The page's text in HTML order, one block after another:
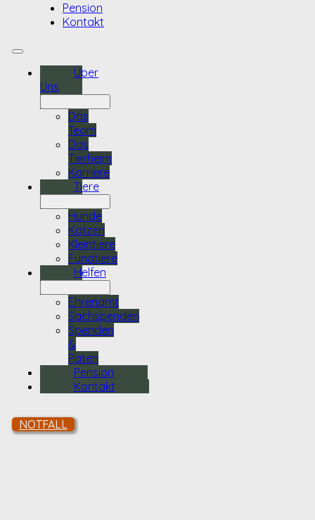
Pension
Kontakt
Über
Uns
Das
Team
Das
Tierheim
Karriere
Tiere
Hunde
Katzen
Kleintiere
Fundtiere
Helfen
Ehrenamt
Sachspenden
Spenden
&
Paten
Pension
Kontakt
NOTFALL